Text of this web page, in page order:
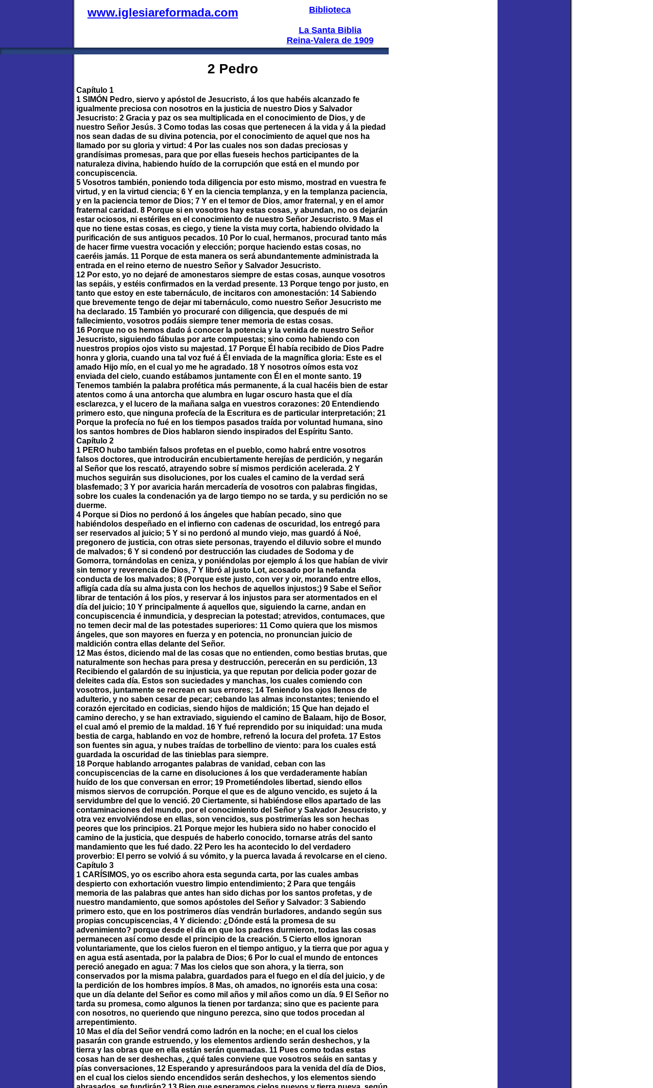
2 Pedro
Capítulo 1
1 SIMÓN Pedro, siervo y apóstol de Jesucristo, á los que habéis alcanzado fe
igualmente preciosa con nosotros en la justicia de nuestro Dios y Salvador
Jesucristo: 2 Gracia y paz os sea multiplicada en el conocimiento de Dios, y de
nuestro Señor Jesús. 3 Como todas las cosas que pertenecen á la vida y á la piedad
nos sean dadas de su divina potencia, por el conocimiento de aquel que nos ha
llamado por su gloria y virtud: 4 Por las cuales nos son dadas preciosas y
grandísimas promesas, para que por ellas fueseis hechos participantes de la
naturaleza divina, habiendo huído de la corrupción que está en el mundo por
concupiscencia.
5 Vosotros también, poniendo toda diligencia por esto mismo, mostrad en vuestra fe
virtud, y en la virtud ciencia; 6 Y en la ciencia templanza, y en la templanza paciencia,
y en la paciencia temor de Dios; 7 Y en el temor de Dios, amor fraternal, y en el amor
fraternal caridad. 8 Porque si en vosotros hay estas cosas, y abundan, no os dejarán
estar ociosos, ni estériles en el conocimiento de nuestro Señor Jesucristo. 9 Mas el
que no tiene estas cosas, es ciego, y tiene la vista muy corta, habiendo olvidado la
purificación de sus antiguos pecados. 10 Por lo cual, hermanos, procurad tanto más
de hacer firme vuestra vocación y elección; porque haciendo estas cosas, no
caeréis jamás. 11 Porque de esta manera os será abundantemente administrada la
entrada en el reino eterno de nuestro Señor y Salvador Jesucristo.
12 Por esto, yo no dejaré de amonestaros siempre de estas cosas, aunque vosotros
las sepáis, y estéis confirmados en la verdad presente. 13 Porque tengo por justo, en
tanto que estoy en este tabernáculo, de incitaros con amonestación: 14 Sabiendo
que brevemente tengo de dejar mi tabernáculo, como nuestro Señor Jesucristo me
ha declarado. 15 También yo procuraré con diligencia, que después de mi
fallecimiento, vosotros podáis siempre tener memoria de estas cosas.
16 Porque no os hemos dado á conocer la potencia y la venida de nuestro Señor
Jesucristo, siguiendo fábulas por arte compuestas; sino como habiendo con
nuestros propios ojos visto su majestad. 17 Porque Él había recibido de Dios Padre
honra y gloria, cuando una tal voz fué á Él enviada de la magnífica gloria: Este es el
amado Hijo mío, en el cual yo me he agradado. 18 Y nosotros oímos esta voz
enviada del cielo, cuando estábamos juntamente con Él en el monte santo. 19
Tenemos también la palabra profética más permanente, á la cual hacéis bien de estar
atentos como á una antorcha que alumbra en lugar oscuro hasta que el día
esclarezca, y el lucero de la mañana salga en vuestros corazones: 20 Entendiendo
primero esto, que ninguna profecía de la Escritura es de particular interpretación; 21
Porque la profecía no fué en los tiempos pasados traída por voluntad humana, sino
los santos hombres de Dios hablaron siendo inspirados del Espíritu Santo.
Capítulo 2
1 PERO hubo también falsos profetas en el pueblo, como habrá entre vosotros
falsos doctores, que introducirán encubiertamente herejías de perdición, y negarán
al Señor que los rescató, atrayendo sobre sí mismos perdición acelerada. 2 Y
muchos seguirán sus disoluciones, por los cuales el camino de la verdad será
blasfemado; 3 Y por avaricia harán mercadería de vosotros con palabras fingidas,
sobre los cuales la condenación ya de largo tiempo no se tarda, y su perdición no se
duerme.
4 Porque si Dios no perdonó á los ángeles que habían pecado, sino que
habiéndolos despeñado en el infierno con cadenas de oscuridad, los entregó para
ser reservados al juicio; 5 Y si no perdonó al mundo viejo, mas guardó á Noé,
pregonero de justicia, con otras siete personas, trayendo el diluvio sobre el mundo
de malvados; 6 Y si condenó por destrucción las ciudades de Sodoma y de
Gomorra, tornándolas en ceniza, y poniéndolas por ejemplo á los que habían de vivir
sin temor y reverencia de Dios, 7 Y libró al justo Lot, acosado por la nefanda
conducta de los malvados; 8 (Porque este justo, con ver y oir, morando entre ellos,
afligía cada día su alma justa con los hechos de aquellos injustos;) 9 Sabe el Señor
librar de tentación á los píos, y reservar á los injustos para ser atormentados en el
día del juicio; 10 Y principalmente á aquellos que, siguiendo la carne, andan en
concupiscencia é inmundicia, y desprecian la potestad; atrevidos, contumaces, que
no temen decir mal de las potestades superiores: 11 Como quiera que los mismos
ángeles, que son mayores en fuerza y en potencia, no pronuncian juicio de
maldición contra ellas delante del Señor.
12 Mas éstos, diciendo mal de las cosas que no entienden, como bestias brutas, que
naturalmente son hechas para presa y destrucción, perecerán en su perdición, 13
Recibiendo el galardón de su injusticia, ya que reputan por delicia poder gozar de
deleites cada día. Estos son suciedades y manchas, los cuales comiendo con
vosotros, juntamente se recrean en sus errores; 14 Teniendo los ojos llenos de
adulterio, y no saben cesar de pecar; cebando las almas inconstantes; teniendo el
corazón ejercitado en codicias, siendo hijos de maldición; 15 Que han dejado el
camino derecho, y se han extraviado, siguiendo el camino de Balaam, hijo de Bosor,
el cual amó el premio de la maldad. 16 Y fué reprendido por su iniquidad: una muda
bestia de carga, hablando en voz de hombre, refrenó la locura del profeta. 17 Estos
son fuentes sin agua, y nubes traídas de torbellino de viento: para los cuales está
guardada la oscuridad de las tinieblas para siempre.
18 Porque hablando arrogantes palabras de vanidad, ceban con las
concupiscencias de la carne en disoluciones á los que verdaderamente habían
huído de los que conversan en error; 19 Prometiéndoles libertad, siendo ellos
mismos siervos de corrupción. Porque el que es de alguno vencido, es sujeto á la
servidumbre del que lo venció. 20 Ciertamente, si habiéndose ellos apartado de las
contaminaciones del mundo, por el conocimiento del Señor y Salvador Jesucristo, y
otra vez envolviéndose en ellas, son vencidos, sus postrimerías les son hechas
peores que los principios. 21 Porque mejor les hubiera sido no haber conocido el
camino de la justicia, que después de haberlo conocido, tornarse atrás del santo
mandamiento que les fué dado. 22 Pero les ha acontecido lo del verdadero
proverbio: El perro se volvió á su vómito, y la puerca lavada á revolcarse en el cieno.
Capítulo 3
1 CARÍSIMOS, yo os escribo ahora esta segunda carta, por las cuales ambas
despierto con exhortación vuestro limpio entendimiento; 2 Para que tengáis
memoria de las palabras que antes han sido dichas por los santos profetas, y de
nuestro mandamiento, que somos apóstoles del Señor y Salvador: 3 Sabiendo
primero esto, que en los postrimeros días vendrán burladores, andando según sus
propias concupiscencias, 4 Y diciendo: ¿Dónde está la promesa de su
advenimiento? porque desde el día en que los padres durmieron, todas las cosas
permanecen así como desde el principio de la creación. 5 Cierto ellos ignoran
voluntariamente, que los cielos fueron en el tiempo antiguo, y la tierra que por agua y
en agua está asentada, por la palabra de Dios; 6 Por lo cual el mundo de entonces
pereció anegado en agua: 7 Mas los cielos que son ahora, y la tierra, son
conservados por la misma palabra, guardados para el fuego en el día del juicio, y de
la perdición de los hombres impíos. 8 Mas, oh amados, no ignoréis esta una cosa:
que un día delante del Señor es como mil años y mil años como un día. 9 El Señor no
tarda su promesa, como algunos la tienen por tardanza; sino que es paciente para
con nosotros, no queriendo que ninguno perezca, sino que todos procedan al
arrepentimiento.
10 Mas el día del Señor vendrá como ladrón en la noche; en el cual los cielos
pasarán con grande estruendo, y los elementos ardiendo serán deshechos, y la
tierra y las obras que en ella están serán quemadas. 11 Pues como todas estas
cosas han de ser deshechas, ¿qué tales conviene que vosotros seáis en santas y
pías conversaciones, 12 Esperando y apresurándoos para la venida del día de Dios,
en el cual los cielos siendo encendidos serán deshechos, y los elementos siendo
www.iglesiareformada.com Biblioteca
La Santa Biblia
Reina-Valera de 1909